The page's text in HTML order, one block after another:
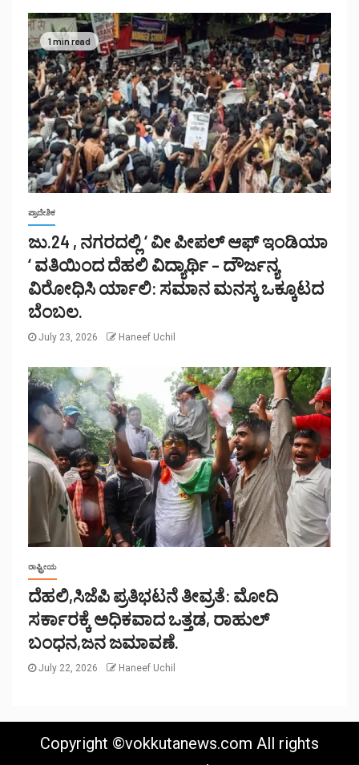
1 min read
ಪ್ರಾದೇಶಿಕ
ಜು.24 , ನಗರದಲ್ಲಿ ‘ ವೀ ಪೀಪಲ್ ಆಫ್ ಇಂಡಿಯಾ
‘ ವತಿಯಿಂದ ದೆಹಲಿ ವಿದ್ಯಾರ್ಥಿ – ದೌರ್ಜನ್ಯ
ವಿರೋಧಿಸಿ ರ್ಯಾಲಿ: ಸಮಾನ ಮನಸ್ಕ ಒಕ್ಕೂಟದ
ಬೆಂಬಲ.
July 23, 2026 Haneef Uchil
ರಾಷ್ಟ್ರೀಯ
ದೆಹಲಿ,ಸಿಜೆಪಿ ಪ್ರತಿಭಟನೆ ತೀವ್ರತೆ: ಮೋದಿ
ಸರ್ಕಾರಕ್ಕೆ ಅಧಿಕವಾದ ಒತ್ತಡ, ರಾಹುಲ್
ಬಂಧನ,ಜನ ಜಮಾವಣೆ.
July 22, 2026 Haneef Uchil
Copyright ©vokkutanews.com All rights